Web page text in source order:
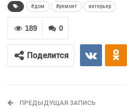
#дом #ремонт интерьер
0
189
Поделится
ПРЕДЫДУЩАЯ ЗАПИСЬ